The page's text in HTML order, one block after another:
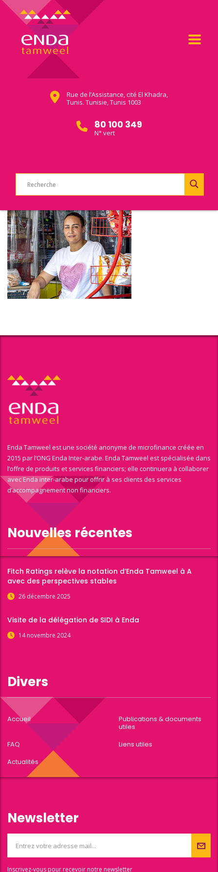
Rue de l’Assistance, cité El Khadra,
Tunis. Tunisie, Tunis 1003
80 100 349
N° vert
Enda Tamweel est une société anonyme de microfinance créée en
2015 par l’ONG Enda Inter-arabe. Enda Tamweel est spécialisée dans
l’offre de produits et services financiers; elle continuera à collaborer
avec Enda inter-arabe pour offrir à ses clients des services
d’accompagnement non financiers.
Nouvelles récentes
Fitch Ratings relève la notation d’Enda Tamweel à A
avec des perspectives stables
26 décembre 2025
Visite de la délégation de SIDI à Enda
14 novembre 2024
Divers
Accueil
Publications & documents
utiles
FAQ
Liens utiles
Actualités
Newsletter
Inscrivez-vous pour recevoir notre newsletter